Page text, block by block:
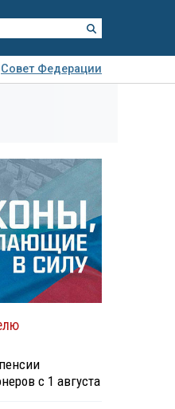
Совет Федерации
с 1 августа